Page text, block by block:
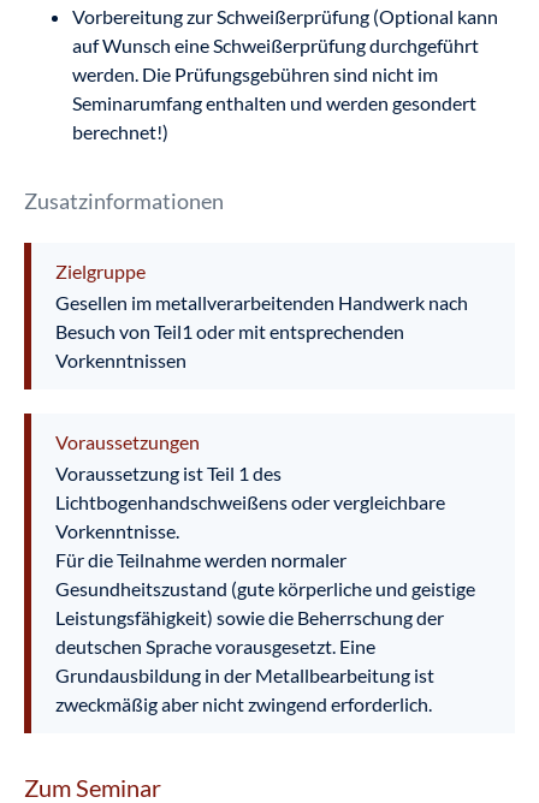
Vorbereitung zur Schweißerprüfung (Optional kann
auf Wunsch eine Schweißerprüfung durchgeführt
werden. Die Prüfungsgebühren sind nicht im
Seminarumfang enthalten und werden gesondert
berechnet!)
Zusatzinformationen
Zielgruppe
Gesellen im metallverarbeitenden Handwerk nach
Besuch von Teil1 oder mit entsprechenden
Vorkenntnissen
Voraussetzungen
Voraussetzung ist Teil 1 des
Lichtbogenhandschweißens oder vergleichbare
Vorkenntnisse.
Für die Teilnahme werden normaler
Gesundheitszustand (gute körperliche und geistige
Leistungsfähigkeit) sowie die Beherrschung der
deutschen Sprache vorausgesetzt. Eine
Grundausbildung in der Metallbearbeitung ist
zweckmäßig aber nicht zwingend erforderlich.
Zum Seminar